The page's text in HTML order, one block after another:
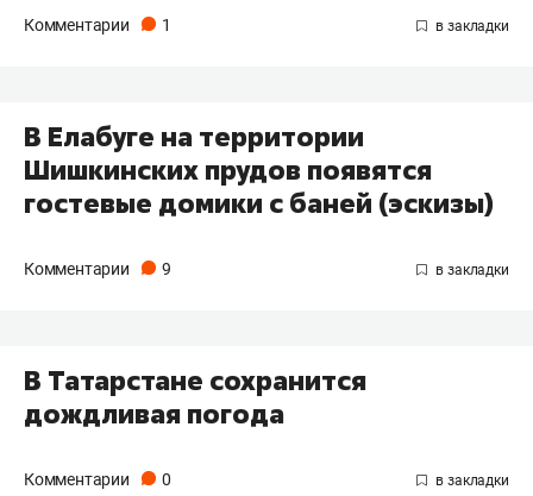
Комментарии 1
В Елабуге на территории
Шишкинских прудов появятся
гостевые домики с баней (эскизы)
Комментарии 9
В Татарстане сохранится
дождливая погода
Комментарии 0